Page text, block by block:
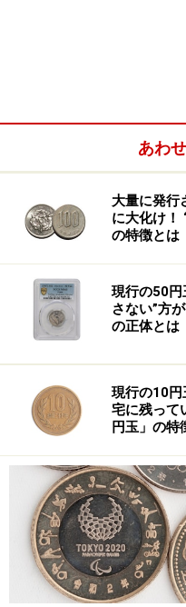
アルファベット
14万5625円（手数料込み
面） ※画像：第128回入札
5000円札 2桁 AA003000AA
今回落札された五千円
となっています。俗に
五千円札は、最初期に
す。
ただし、AA-AA券とは
ケースはめったにあり
があります。それは数字
あわ
大量に発行
に大化け！
の特徴とは
現行の50円
さない”方
の正体とは
現行の10
宅に残って
円玉」の特